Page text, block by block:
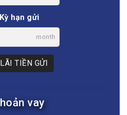
hạn gửi
month
TIỀN GỬI
vay